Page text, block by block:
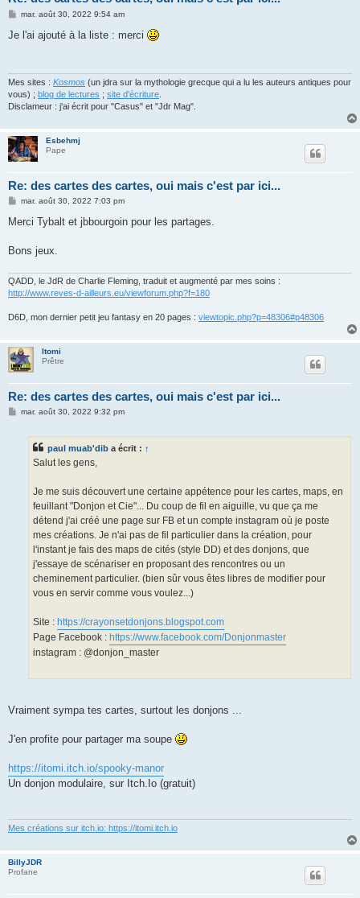
M
s
mar. août 30, 2022 9:54 am
Je l'ai ajouté à la liste : merci
Mes sites : Kosmos (un jdra sur la mythologie grecque qui a lu les auteurs antiques pour
vous) ; blog de lectures ; site d'écriture
Disclameur : j'ai écrit pour "Casus" et "Jdr Mag".
Esbehmj
Pape
Re: des cartes des cartes, oui mais c'est par ici...
M
s
g
mar. août 30, 2022 7:03 pm
Merci Tybalt et jbbourgoin pour les partages.
Bons jeux.
QADD, le JdR de Charlie Fleming, traduit et augmenté par mes soins :
http://www.reves-d-ailleurs.eu/viewforum.php?f=180
D6D, mon dernier petit jeu fantasy en 20 pages : viewtopic.php?p=48306#p48306
Itomi
Prêtre
Re: des cartes des cartes, oui mais c'est par ici...
Mmar. août 30, 2022 9:32 pm
paul muab'dib a écrit : ↑
Salut les gens,
Je me suis découvert une certaine appétence pour les cartes, maps, en
feuillant "Donjon et Cie"... Du coup de fil en aiguille, vu que ça me
détend j'ai créé une page sur FB et un compte instagram où je poste
mes créations. Je n'ai pas de fil particulier dans la création, pour
l'instant je fais des maps de cités (style DD) et des donjons, que
j'essaye de scénariser en proposant des rencontres ou un
cheminement particulier. (bien sûr vous êtes libres de modifier pour
vous en servir comme vous voulez...)
Site : https://crayonsetdonjons.blogspot.com
Page Facebook : https://www.facebook.com/Donjonmaster
instagram : @donjon_master
Vraiment sympa tes cartes, surtout les donjons ...
J'en profite pour partager ma soupe
https://itomi.itch.io/spooky-manor
Un donjon modulaire, sur Itch.Io (gratuit)
Mes créations sur itch.io: https://itomi.itch.io
BillyJDR
Profane